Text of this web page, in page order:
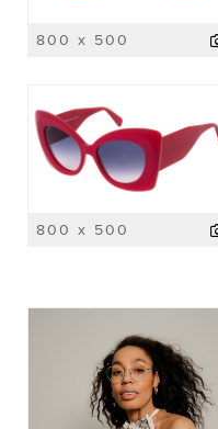
800 x 500
800 x 500